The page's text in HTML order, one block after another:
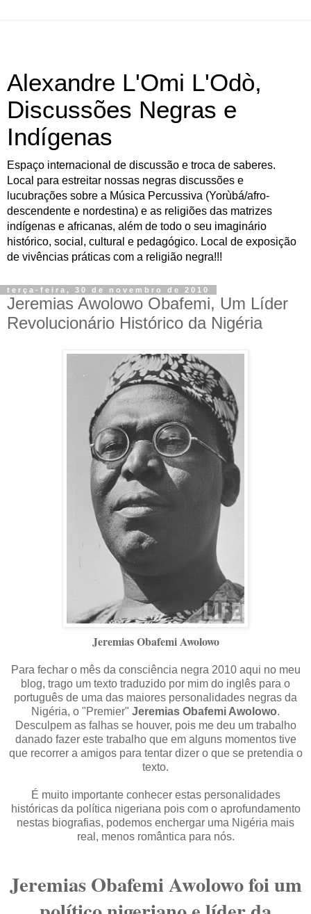
Alexandre L'Omi L'Odò,
Discussões Negras e
Indígenas
Espaço internacional de discussão e troca de saberes.
Local para estreitar nossas negras discussões e
lucubrações sobre a Música Percussiva (Yorùbá/afro-
descendente e nordestina) e as religiões das matrizes
indígenas e africanas, além de todo o seu imaginário
histórico, social, cultural e pedagógico. Local de exposição
de vivências práticas com a religião negra!!!
terça-feira, 30 de novembro de 2010
Jeremias Awolowo Obafemi, Um Líder
Revolucionário Histórico da Nigéria
Jeremias Obafemi Awolowo
Para fechar o mês da consciência negra 2010 aqui no meu
blog, trago um texto traduzido por mim do inglês para o
português de uma das maiores personalidades negras da
Nigéria, o "Premier" Jeremias Obafemi Awolowo.
Desculpem as falhas se houver, pois me deu um trabalho
danado fazer este trabalho que em alguns momentos tive
que recorrer a amigos para tentar dizer o que se pretendia o
texto.
É muito importante conhecer estas personalidades
históricas da política nigeriana pois com o aprofundamento
nestas biografias, podemos enchergar uma Nigéria mais
real, menos romântica para nós.
Jeremias Obafemi Awolowo foi um